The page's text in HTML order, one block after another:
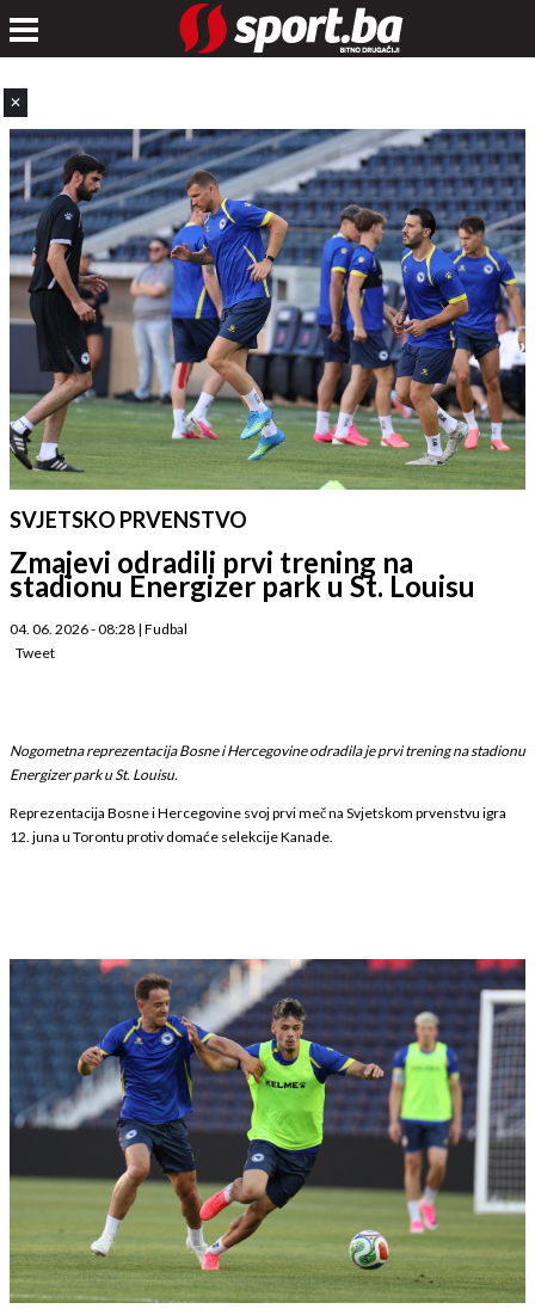
✕
SVJETSKO PRVENSTVO
Zmajevi odradili prvi trening na
stadionu Energizer park u St. Louisu
04. 06. 2026 - 08:28 | Fudbal
Tweet
Nogometna reprezentacija Bosne i Hercegovine odradila je prvi trening na stadionu
Energizer park u St. Louisu.
Reprezentacija Bosne i Hercegovine svoj prvi meč na Svjetskom prvenstvu igra
12. juna u Torontu protiv domaće selekcije Kanade.